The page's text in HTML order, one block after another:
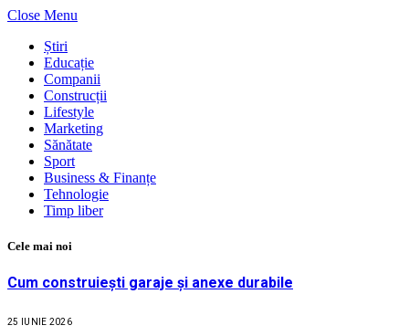
Close Menu
Știri
Educație
Companii
Construcții
Lifestyle
Marketing
Sănătate
Sport
Business & Finanțe
Tehnologie
Timp liber
Cele mai noi
Cum construiești garaje și anexe durabile
25 IUNIE 2026